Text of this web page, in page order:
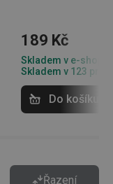
189 Kč
Skladem v e-shopu
Skladem v 123
Do košíku
Řazení